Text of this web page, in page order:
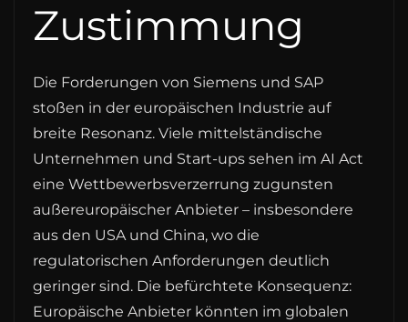
Zustimmung
Die Forderungen von Siemens und SAP
stoßen in der europäischen Industrie auf
breite Resonanz. Viele mittelständische
Unternehmen und Start-ups sehen im AI Act
eine Wettbewerbsverzerrung zugunsten
außereuropäischer Anbieter – insbesondere
aus den USA und China, wo die
regulatorischen Anforderungen deutlich
geringer sind. Die befürchtete Konsequenz:
Europäische Anbieter könnten im globalen